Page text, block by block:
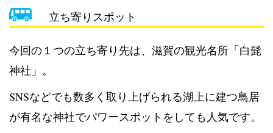
立ち寄りスポット
今回の１つの立ち寄り先は、滋賀の観光名所「白髭
神社」。
SNSなどでも数多く取り上げられる湖上に建つ鳥居
が有名な神社でパワースポットをしても人気です。